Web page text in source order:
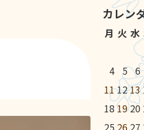
カレン
月 火 水
4 5 6
111213
18 19 20
25 26 27